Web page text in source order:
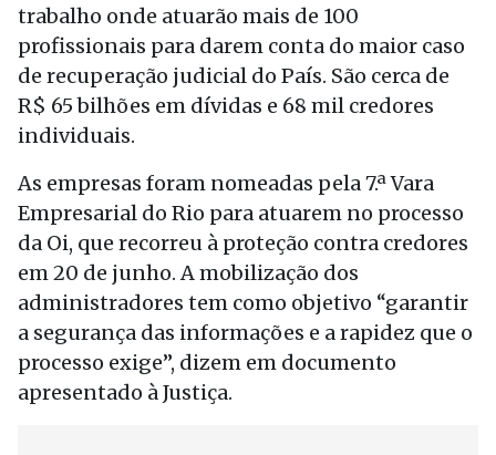
trabalho onde atuarão mais de 100
profissionais para darem conta do maior caso
de recuperação judicial do País. São cerca de
R$ 65 bilhões em dívidas e 68 mil credores
individuais.
As empresas foram nomeadas pela 7.ª Vara
Empresarial do Rio para atuarem no processo
da Oi, que recorreu à proteção contra credores
em 20 de junho. A mobilização dos
administradores tem como objetivo “garantir
a segurança das informações e a rapidez que o
processo exige”, dizem em documento
apresentado à Justiça.